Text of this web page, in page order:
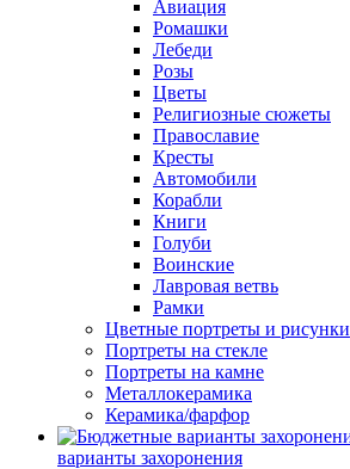
Авиация
Ромашки
Лебеди
Розы
Цветы
Религиозные сюжеты
Православие
Кресты
Автомобили
Корабли
Книги
Голуби
Воинские
Лавровая ветвь
Рамки
Цветные портреты и рисунки
Портреты на стекле
Портреты на камне
Металлокерамика
Керамика/фарфор
варианты захоронения